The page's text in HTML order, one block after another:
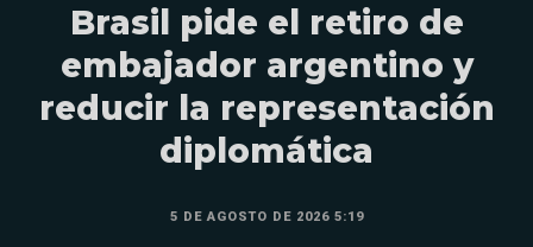
Brasil pide el retiro de
embajador argentino y
reducir la representación
diplomática
5 DE AGOSTO DE 2026 5:19